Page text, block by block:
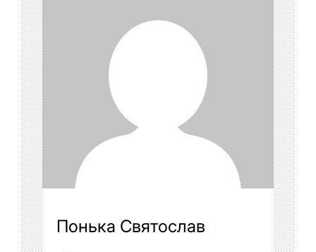
Понька Святослав